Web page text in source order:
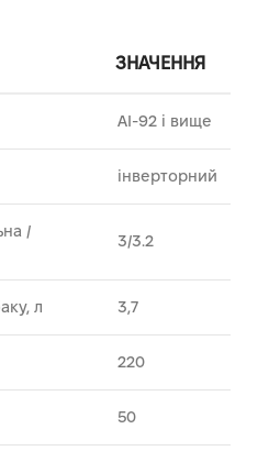
ЗНАЧЕННЯ
АІ-92 і вище
інверторний
/
3/3.2
л 3,7
220
50